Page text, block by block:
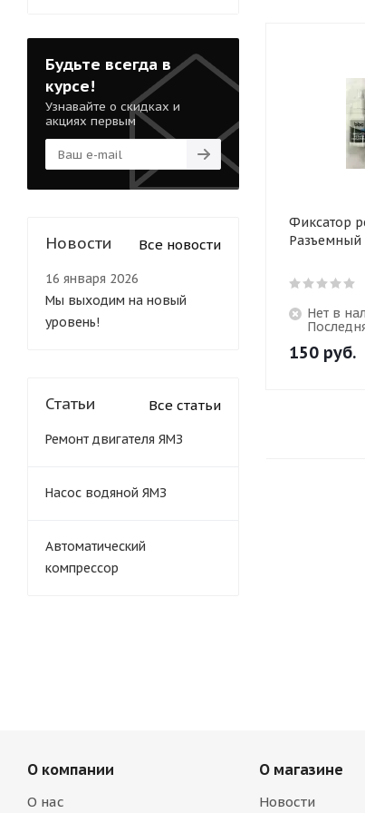
Фиксатор
Разъемный
Нет в
150 руб.
Будьте всегда в
курсе!
Узнавайте о скидках и
акциях первым
Новости Все новости
16 января 2026
Мы выходим на новый
уровень!
Статьи Все статьи
Ремонт двигателя ЯМЗ
Насос водяной ЯМЗ
Автоматический
компрессор
О компании
О нас
О магазине
Новости